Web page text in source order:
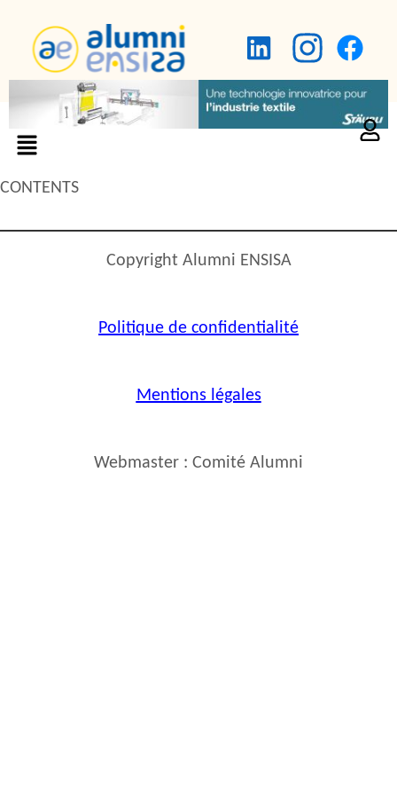
CONTENTS
Copyright Alumni ENSISA
Politique de confidentialité
Mentions légales
Webmaster : Comité Alumni